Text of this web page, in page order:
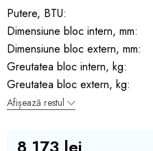
Putere, BTU:
Dimensiune bloc intern, mm:
Dimensiune bloc extern, mm:
Greutatea bloc intern, kg:
Greutatea bloc extern, kg:
Afișează restul